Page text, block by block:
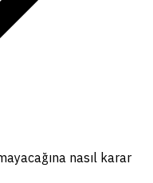
nasıl karar